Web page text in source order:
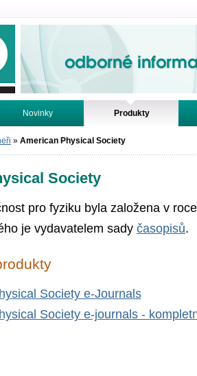
Odborné informace. Online.
Novinky Produkty
Tutoriály
» American Physical Society
Society
pro fyziku byla založena v roce
je vydavatelem sady časopisů.
Society e-Journals
Society e-journals -